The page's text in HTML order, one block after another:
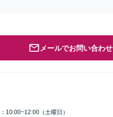
メールでお問い合わせ
10:00~12:00（土曜日）